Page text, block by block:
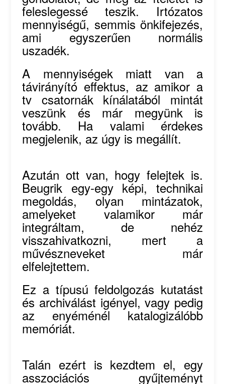
feleslegessé teszik. Irtózatos
mennyiségű, semmis önkifejezés,
ami egyszerűen normális
uszadék.
A mennyiségek miatt van a
távirányító effektus, az amikor a
tv csatornák kínálatából mintát
veszünk és már megyünk is
tovább. Ha valami érdekes
megjelenik, az úgy is megállít.
Azután ott van, hogy felejtek is.
Beugrik egy-egy képi, technikai
megoldás, olyan mintázatok,
amelyeket valamikor már
integráltam, de nehéz
visszahivatkozni, mert a
művészneveket már
elfelejtettem.
Ez a típusú feldolgozás kutatást
és archiválást igényel, vagy pedig
az enyéménél katalogizálóbb
memóriát.
Talán ezért is kezdtem el, egy
asszociációs gyűjteményt